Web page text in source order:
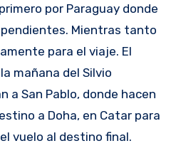
por Paraguay donde
Mientras tanto
para el viaje. El
mañana del Silvio
a San Pablo, donde hacen
a Doha, en Catar para
vuelo al destino final.